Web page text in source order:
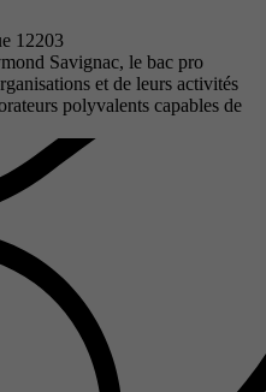
12203
Savignac, le bac pro
et de leurs activités
polyvalents capables de